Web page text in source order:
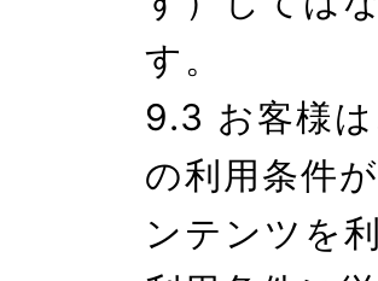
す。
9.3 お客様
の利用条件
ンテンツを